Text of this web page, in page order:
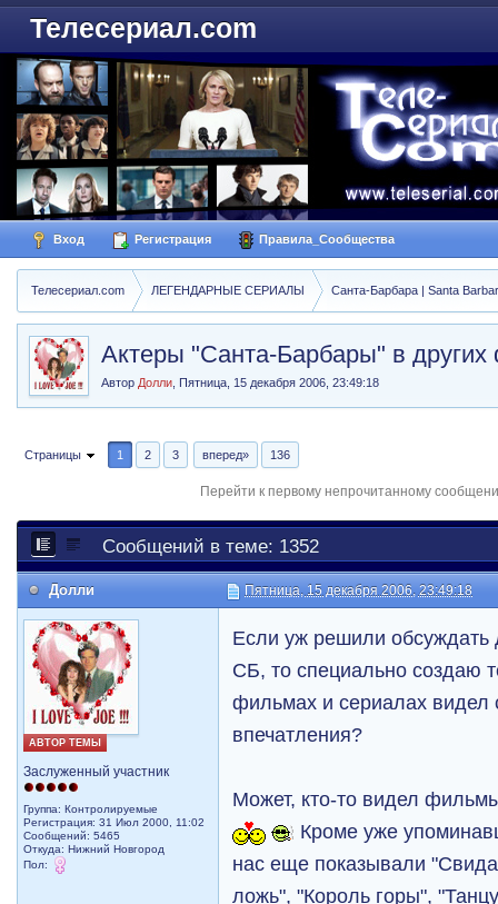
Телесериал.com
Вход Регистрация Правила_Сообщества
Телесериал.com ЛЕГЕНДАРНЫЕ СЕРИАЛЫ Санта-Барбара | Santa
Актеры "Санта-Барбары" в
Автор Долли ,Пятница, 15 декабря 2006, 23:49:18
Страницы 1 2 3 вперед» 136
Перейти к первому непрочитанному
Сообщений в теме: 1352
Долли Пятница, 15 декабря 2006, 23:49:18
АВТОР ТЕМЫ
Заслуженный участник
Группа: Контролируемые
Регистрация: 31 Июл 2000, 11:02
Сообщений: 5465
Откуда: Нижний Новгород
Пол:
Если уж решили
СБ, то специально создаю
фильмах и сериалах видел
впечатления?
Может, кто-то видел
Кроме уже
нас еще показывали
ложь", "Король горы",